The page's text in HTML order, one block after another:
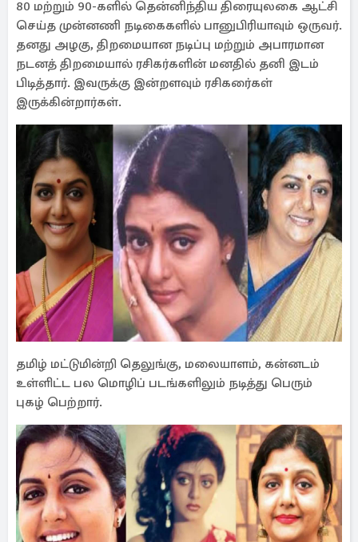
80 மற்றும் 90-களில் தென்னிந்திய திரையுலகை ஆட்சி
செய்த முன்னணி நடிகைகளில் பானுபிரியாவும் ஒருவர்.
தனது அழகு, திறமையான நடிப்பு மற்றும் அபாரமான
நடனத் திறமையால் ரசிகர்களின் மனதில் தனி இடம்
பிடித்தார். இவருக்கு இன்றளவும் ரசிகரை்கள்
இருக்கின்றார்கள்.
தமிழ் மட்டுமின்றி தெலுங்கு, மலையாளம், கன்னடம்
உள்ளிட்ட பல மொழிப் படங்களிலும் நடித்து பெரும்
புகழ் பெற்றார்.